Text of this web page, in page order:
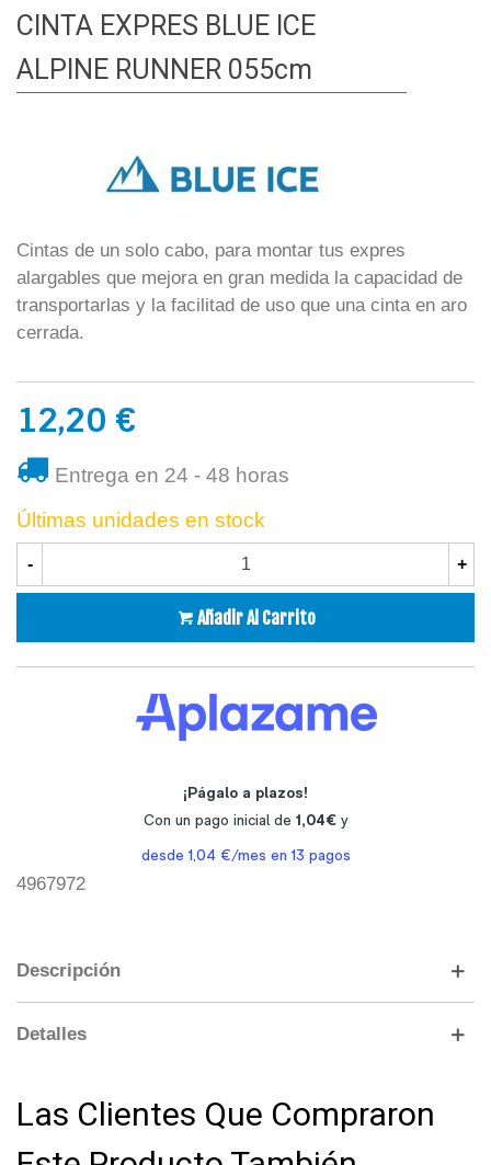
CINTA EXPRES BLUE ICE
ALPINE RUNNER 055cm
Cintas de un solo cabo, para montar tus expres
alargables que mejora en gran medida la capacidad de
transportarlas y la facilitad de uso que una cinta en aro
cerrada.
12,20 €
Entrega en 24 - 48 horas
Últimas unidades en stock
- +
Añadir Al Carrito
4967972
Descripción
Detalles
Las Clientes Que Compraron